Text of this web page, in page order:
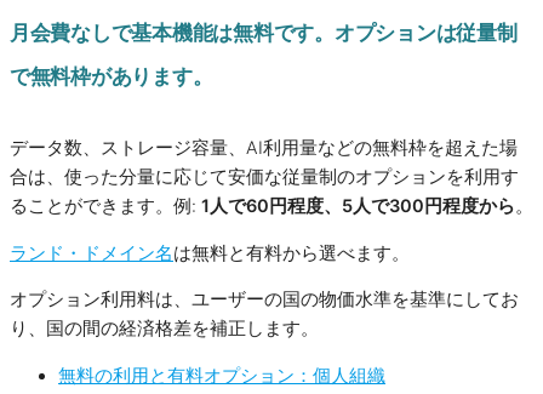
月会費なしで基本機能は無料です。オプションは従量制
で無料枠があります。
データ数、ストレージ容量、AI利用量などの無料枠を超えた場
合は、使った分量に応じて安価な従量制のオプションを利用す
ることができます。例: 1人で60円程度、5人で300円程度から。
ランド・ドメイン名は無料と有料から選べます。
オプション利用料は、ユーザーの国の物価水準を基準にしてお
り、国の間の経済格差を補正します。
無料の利用と有料オプション：個人組織